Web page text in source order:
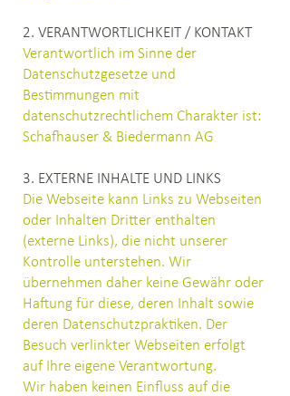
2. VERANTWORTLICHKEIT / KONTAKT
Verantwortlich im Sinne der
Datenschutzgesetze und
Bestimmungen mit
datenschutzrechtlichem Charakter ist:
Schafhauser & Biedermann AG
3. EXTERNE INHALTE UND LINKS
Die Webseite kann Links zu Webseiten
oder Inhalten Dritter enthalten
(externe Links), die nicht unserer
Kontrolle unterstehen. Wir
übernehmen daher keine Gewähr oder
Haftung für diese, deren Inhalt sowie
deren Datenschutzpraktiken. Der
Besuch verlinkter Webseiten erfolgt
auf Ihre eigene Verantwortung.
Wir haben keinen Einfluss auf die